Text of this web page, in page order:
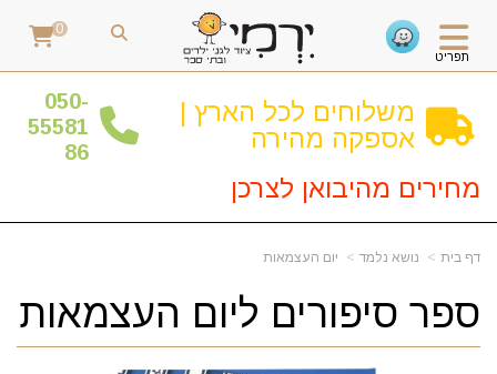
תפריט
0
משלוחים לכל הארץ |
אספקה מהירה
050-
55581
86
מחירים מהיבואן לצרכן
דף בית נושא נלמד יום העצמאות
ספר סיפורים ליום העצמאות